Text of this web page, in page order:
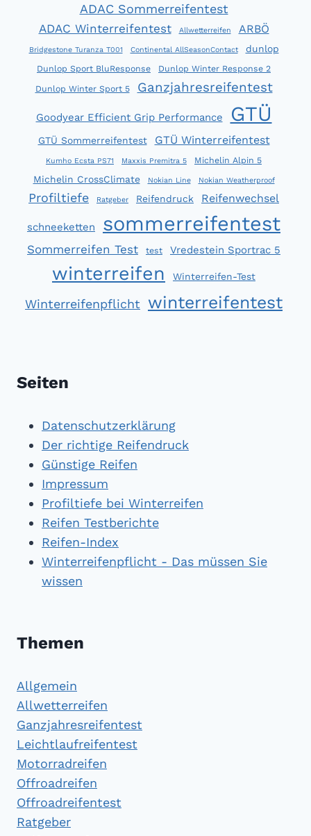
ADAC Sommerreifentest
ADAC Winterreifentest Allwetterreifen ARBÖ
Bridgestone Turanza T001 Continental AllSeasonContact dunlop
Dunlop Sport BluResponse
Dunlop Winter Response 2
Dunlop Winter Sport 5
Ganzjahresreifentest
Goodyear Efficient Grip Performance GTÜ
GTÜ Sommerreifentest GTÜ Winterreifentest
Kumho Ecsta PS71 Maxxis Premitra 5 Michelin Alpin 5
Michelin CrossClimate Nokian Line Nokian Weatherproof
Profiltiefe Ratgeber Reifendruck Reifenwechsel
schneeketten sommerreifentest
Sommerreifen Test test Vredestein Sportrac 5
winterreifen Winterreifen-Test
Winterreifenpflicht winterreifentest
Seiten
Datenschutzerklärung
Der richtige Reifendruck
Günstige Reifen
Impressum
Profiltiefe bei Winterreifen
Reifen Testberichte
Reifen-Index
Winterreifenpflicht - Das müssen Sie
wissen
Themen
Allgemein
Allwetterreifen
Ganzjahresreifentest
Leichtlaufreifentest
Motorradreifen
Offroadreifen
Offroadreifentest
Ratgeber